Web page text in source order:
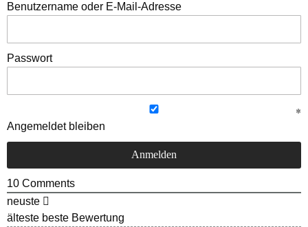
Benutzername oder E-Mail-Adresse
Passwort
Angemeldet bleiben
10 Comments
neuste
älteste beste Bewertung